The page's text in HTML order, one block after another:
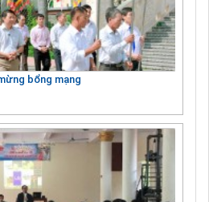
bổng mạng